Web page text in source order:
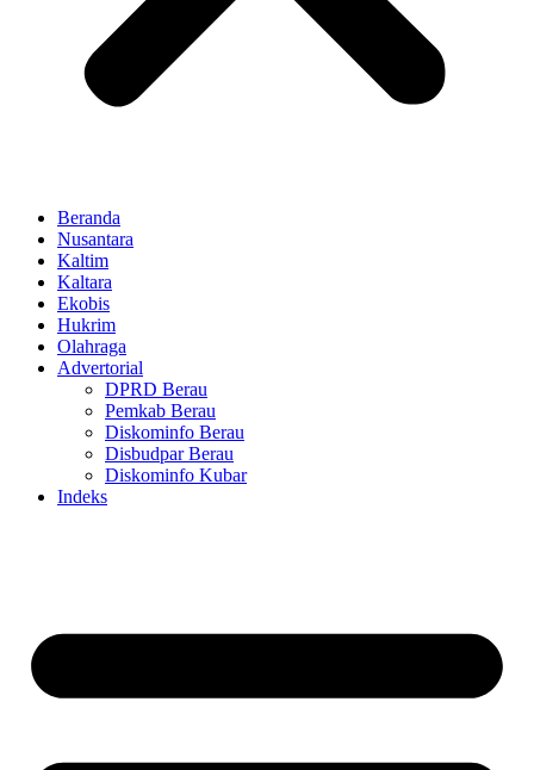
Beranda
Nusantara
Kaltim
Kaltara
Ekobis
Hukrim
Olahraga
Advertorial
DPRD Berau
Pemkab Berau
Diskominfo Berau
Disbudpar Berau
Diskominfo Kubar
Indeks